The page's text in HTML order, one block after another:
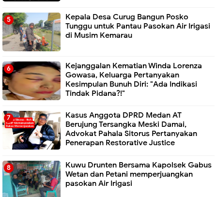
Kepala Desa Curug Bangun Posko
Tunggu untuk Pantau Pasokan Air Irigasi
di Musim Kemarau
Kejanggalan Kematian Winda Lorenza
Gowasa, Keluarga Pertanyakan
Kesimpulan Bunuh Diri: "Ada Indikasi
Tindak Pidana?!"
Kasus Anggota DPRD Medan AT
Berujung Tersangka Meski Damai,
Advokat Pahala Sitorus Pertanyakan
Penerapan Restorative Justice
Kuwu Drunten Bersama Kapolsek Gabus
Wetan dan Petani memperjuangkan
pasokan Air Irigasi